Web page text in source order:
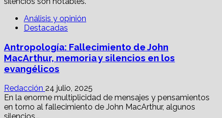
Análisis y opinión
Destacadas
Antropología: Fallecimiento de John
MacArthur, memoria y silencios en los
evangélicos
Redacción 24 julio, 2025
En la enorme multiplicidad de mensajes y pensamientos
en torno al fallecimiento de John MacArthur, algunos